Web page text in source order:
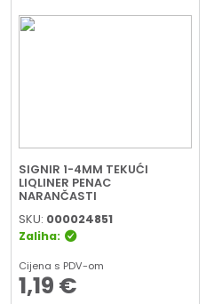
SIGNIR 1-4MM TEKUĆI
LIQLINER PENAC
NARANČASTI
SKU: 000024851
Zaliha:
Cijena s PDV-om
1,19 €